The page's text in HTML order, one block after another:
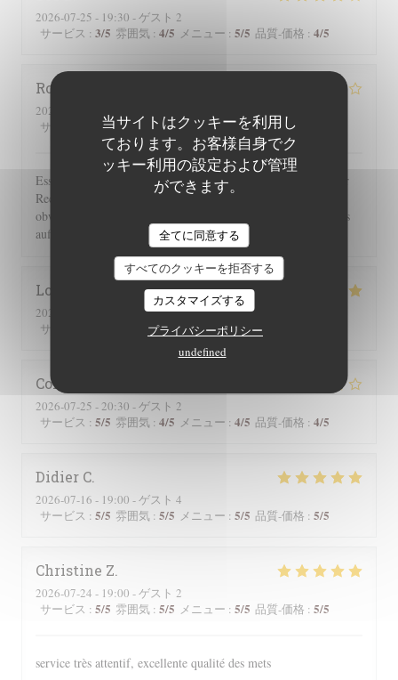
当サイトはクッキーを利用し
ております。お客様自身でク
ッキー利用の設定および管理
ができます。
全てに同意する
すべてのクッキーを拒否する
カスタマイズする
プライバシーポリシー
undefined
2026-07-25 - 19:30 - ゲスト 2
サービス : 3/5 雰囲気 : 4/5 メニュー : 5/5 品質-価格 : 4/5
Roger
2026-07-25
サービス
/5 雰囲気 : 5/5 メニュー:5/5 品質-価格
Essen und Ambiente hervorragend. Leider wurden uns auf der
Rechnung 2 Flaschen Wein und 2 Flaschen Sprudel berechnet,
obwohl wir nur eine hatten. Einer guten Servicekraft muss das
auffallen!!!
Lorraine
2026-07-25
- 13:00 - ゲスト 2
サービス
雰囲気:5/5 メニュー: 5 /5 品質-価格
Corinne
2026-07-25 - 20:30 - ゲスト 2
サービス : 5/5 雰囲気 : 4/5 メニュー : 4/5 品質-価格 : 4/5
Didier C
2026-07-16 - 19:00 - ゲスト 4
サービス : 5/5 雰囲気 : 5/5 メニュー : 5/5 品質-価格 : 5/5
Christine Z
2026-07-24 - 19:00 - ゲスト 2
サービス : 5/5 雰囲気 : 5/5 メニュー : 5/5 品質-価格 : 5/5
service très attentif, excellente qualité des mets